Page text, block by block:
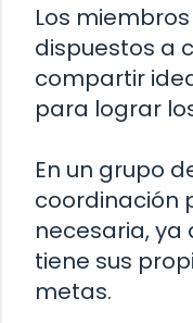
Los
dispuestos a
compartir
para lograr
En un grupo
coordinación
necesaria, ya
tiene sus
metas.